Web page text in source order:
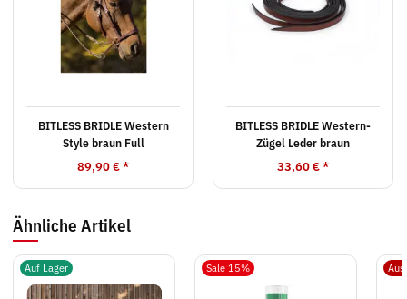
BITLESS BRIDLE Western
Style braun Full
89,90 €*
BITLESS BRIDLE Western-
Zügel Leder braun
33,60 €*
Ähnliche Artikel
Auf Lager Sale 15%